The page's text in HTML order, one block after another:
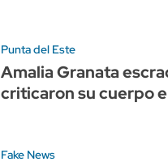
Punta del Este
Amalia Granata
criticaron su cuerpo
Fake News